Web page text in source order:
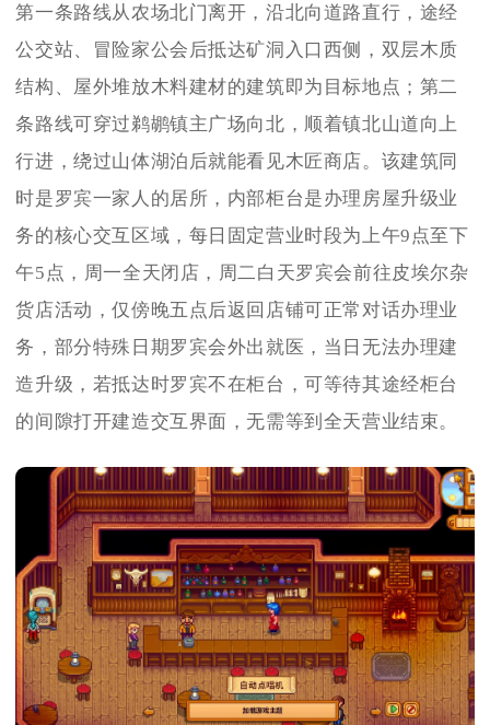
第一条路线从农场北门离开，沿北向道路直行，途经
公交站、冒险家公会后抵达矿洞入口西侧，双层木质
结构、屋外堆放木料建材的建筑即为目标地点；第二
条路线可穿过鹈鹕镇主广场向北，顺着镇北山道向上
行进，绕过山体湖泊后就能看见木匠商店。该建筑同
时是罗宾一家人的居所，内部柜台是办理房屋升级业
务的核心交互区域，每日固定营业时段为上午9点至下
午5点，周一全天闭店，周二白天罗宾会前往皮埃尔杂
货店活动，仅傍晚五点后返回店铺可正常对话办理业
务，部分特殊日期罗宾会外出就医，当日无法办理建
造升级，若抵达时罗宾不在柜台，可等待其途经柜台
的间隙打开建造交互界面，无需等到全天营业结束。